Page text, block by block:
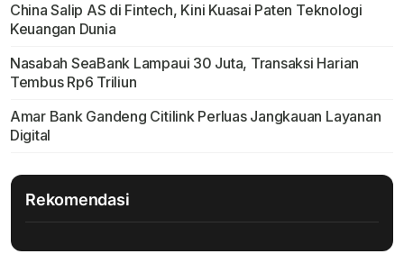
China Salip AS di Fintech, Kini Kuasai Paten Teknologi
Keuangan Dunia
Nasabah SeaBank Lampaui 30 Juta, Transaksi Harian
Tembus Rp6 Triliun
Amar Bank Gandeng Citilink Perluas Jangkauan Layanan
Digital
Rekomendasi